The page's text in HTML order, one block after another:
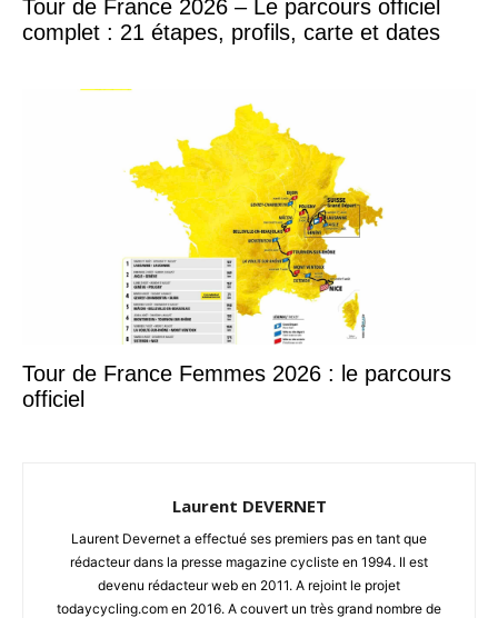
Tour de France 2026 – Le parcours officiel
complet : 21 étapes, profils, carte et dates
Tour de France Femmes 2026 : le parcours
officiel
Laurent DEVERNET
Laurent Devernet a effectué ses premiers pas en tant que
rédacteur dans la presse magazine cycliste en 1994. Il est
devenu rédacteur web en 2011. A rejoint le projet
todaycycling.com en 2016. A couvert un très grand nombre de